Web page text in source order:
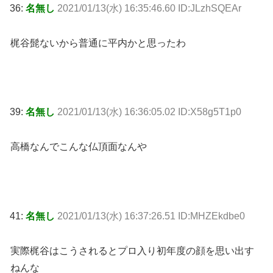
36: 名無し 2021/01/13(水) 16:35:46.60 ID:JLzhSQEAr
梶谷髭ないから普通に平内かと思ったわ
39: 名無し 2021/01/13(水) 16:36:05.02 ID:X58g5T1p0
高橋なんでこんな仏頂面なんや
41: 名無し 2021/01/13(水) 16:37:26.51 ID:MHZEkdbe0
実際梶谷はこうされるとプロ入り初年度の顔を思い出す
ねんな